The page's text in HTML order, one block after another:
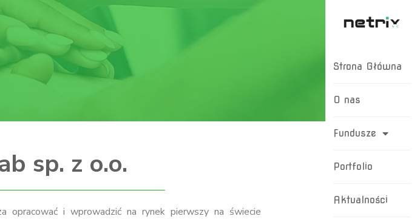
sp. z o.o.
opracować i wprowadzić na rynek pierwszy na świecie
Strona Główna
O nas
Fundusze
Portfolio
Aktualności